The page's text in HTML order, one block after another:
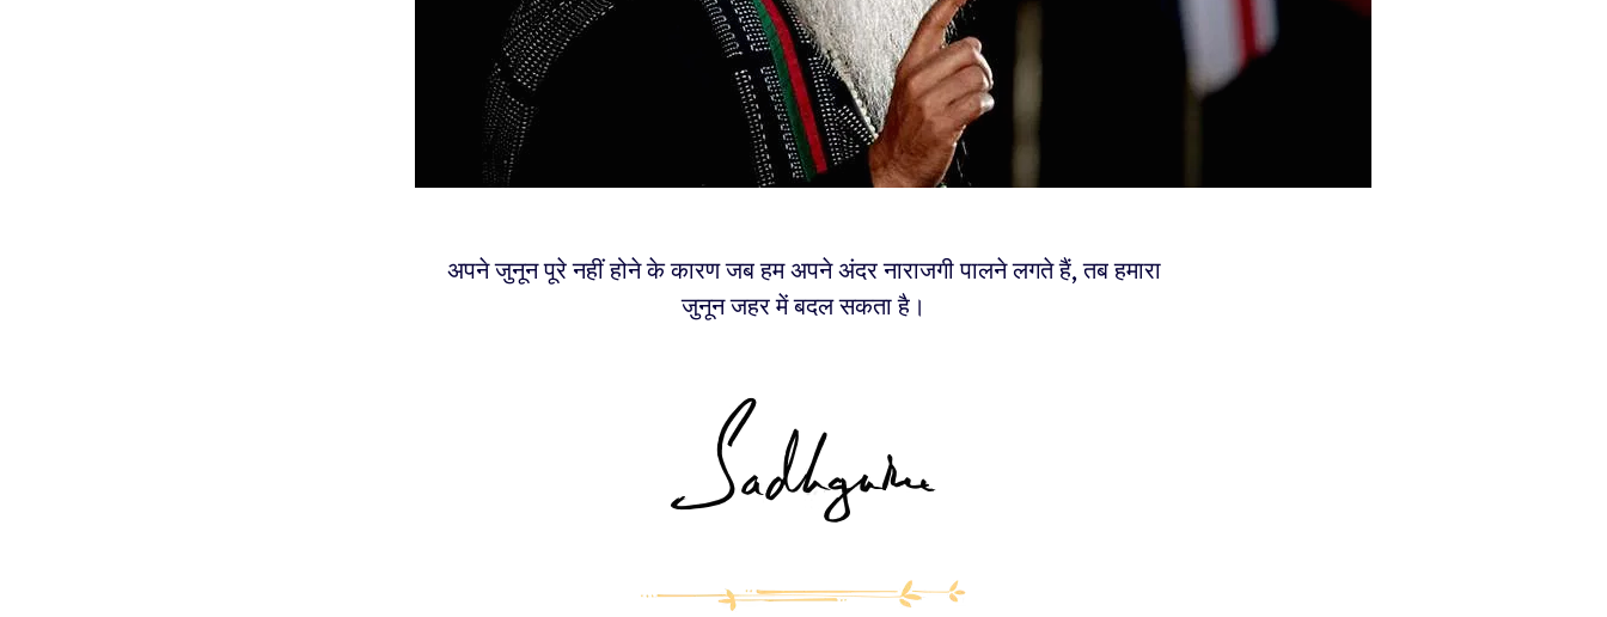
अपने जुनून पूरे नहीं होने के कारण जब हम अपने अंदर नाराजगी पालने लगते हैं, तब हमारा
जुनून जहर में बदल सकता है।